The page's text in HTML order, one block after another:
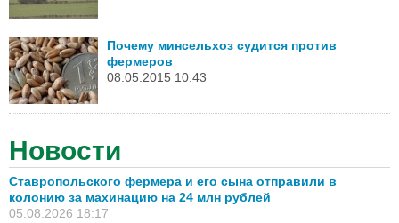
Почему минсельхоз судится против
фермеров
08.05.2015 10:43
Новости
Ставропольского фермера и его сына отправили в
колонию за махинацию на 24 млн рублей
05.08.2026 18:17